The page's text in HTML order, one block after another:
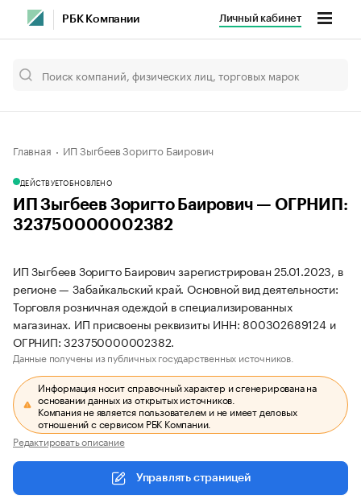
РБК Компании Личный кабинет
Главная ИП Зыгбеев Зоригто Баирович
ДЕЙСТВУЕТОБНОВЛЕНО
ИП Зыгбеев Зоригто Баирович — ОГРНИП:
323750000002382
ИП Зыгбеев Зоригто Баирович зарегистрирован 25.01.2023, в
регионе — Забайкальский край. Основной вид деятельности:
Торговля розничная одеждой в специализированных
магазинах. ИП присвоены реквизиты ИНН: 800302689124 и
ОГРНИП: 323750000002382.
Данные получены из публичных государственных источников.
Информация носит справочный характер и сгенерирована на
основании данных из открытых источников.
Компания не является пользователем и не имеет деловых
отношений с сервисом РБК Компании.
Редактировать описание
Управлять страницей